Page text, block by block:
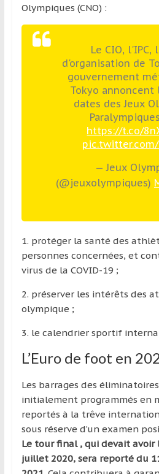
Olympiques (CNO) :
Le CIO, l'IPC,
d'organisation de
gouvernement
Tokyo
dates des Jeux
https://t.co/
pic.twitter.com/
— Jeux
(@jeuxolympiques)
1. protéger la santé des
personnes concernées, et
virus de la COVID-19 ;
2. préserver les intérêts des
olympique ;
3. le calendrier sportif
L’Euro de foot en
Les barrages des éliminatoires
initialement programmés en
reportés à la trêve
sous réserve d’un examen
Le tour final , qui devait avoir
juillet 2020, sera reporté du